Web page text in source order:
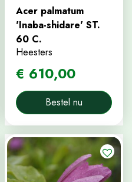
Acer palmatum
'Inaba-shidare' ST.
60 C.
Heesters
€ 610,00
Bestel nu